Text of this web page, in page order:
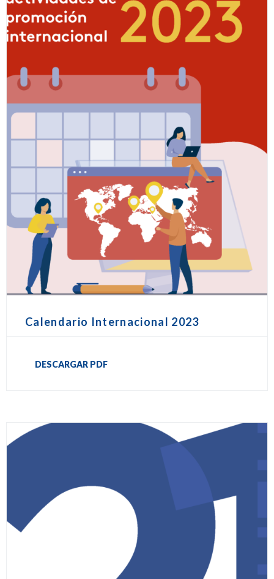
Calendario Internacional 2023
DESCARGAR PDF